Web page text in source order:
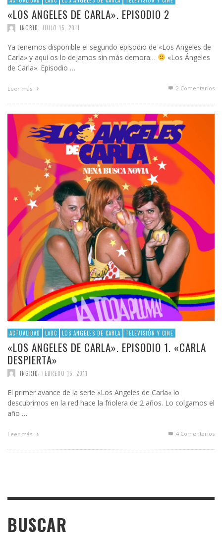
«LOS ANGELES DE CARLA». EPISODIO 2
INGRID JULIO 15, 2011
Ya tenemos disponible el segundo episodio de «Los Angeles de
Carla» y aquí os lo dejamos sin más demora…
«Los Ángeles
de Carla». Episodio …
Leer más 2 Comentarios
ACTUALIDAD LADC LOS ANGELES DE CARLA TELEVISIÓN Y CINE
«LOS ANGELES DE CARLA». EPISODIO 1. «CARLA
DESPIERTA»
INGRID FEBRERO 15, 2011
El primer avance de la serie «Los Angeles de Carla« lo
descubrimos en la red hace la friolera de 2 años. Lo colgamos el
año …
Leer más 4 Comentarios
BUSCAR